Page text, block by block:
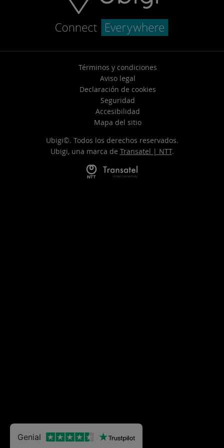
Términos y condiciones
Aviso legal
Declaración de cookies
Seguridad
Accesibilidad
Mapa del sitio
Ubigi©. Todos los derechos reservados.
Ubigi, una marca de Transatel | NTT.
Genial